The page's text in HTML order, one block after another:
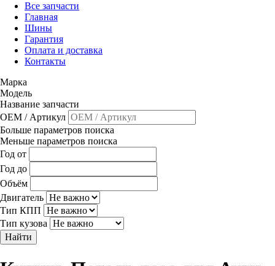
Все запчасти
Главная
Шины
Гарантия
Оплата и доставка
Контакты
Марка
Модель
Название запчасти
OEM / Артикул
Больше параметров поиска
Меньше параметров поиска
Год от
Год до
Объём
Двигатель
Тип КПП
Тип кузова
Найти